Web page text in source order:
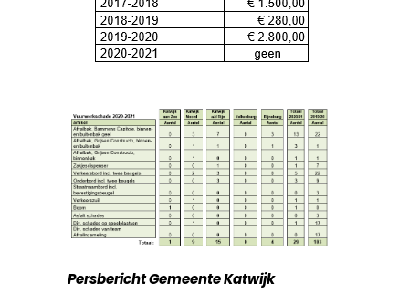
Persbericht Gemeente Katwijk